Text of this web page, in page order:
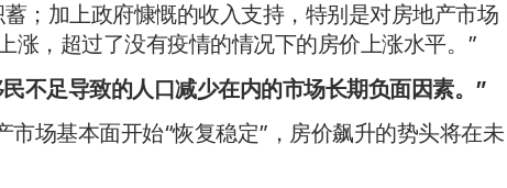
；加上政府慷慨的收入支持，特别是对房地产市场
涨，超过了没有疫情的情况下的房价上涨水平。”
不足导致的人口减少在内的市场长期负面因素。”
场基本面开始“恢复稳定”，房价飙升的势头将在未